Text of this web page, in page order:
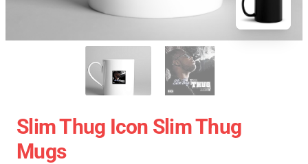
Slim Thug Icon Slim Thug
Mugs